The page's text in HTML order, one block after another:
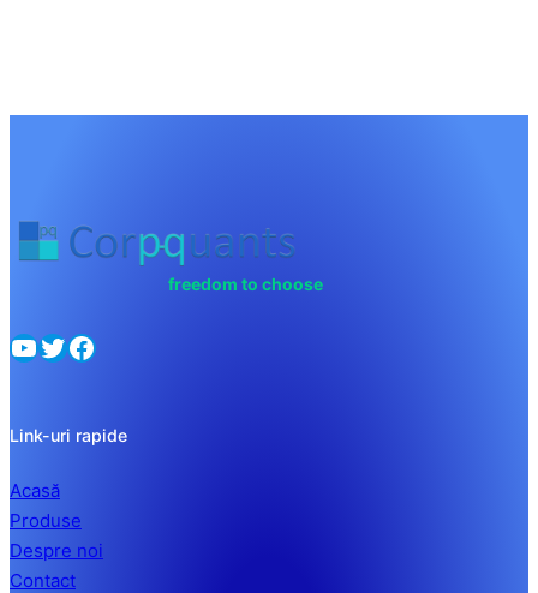
freedom to choose
YouTube Twitter Facebook
Link-uri rapide
Acasă
Produse
Despre noi
Contact